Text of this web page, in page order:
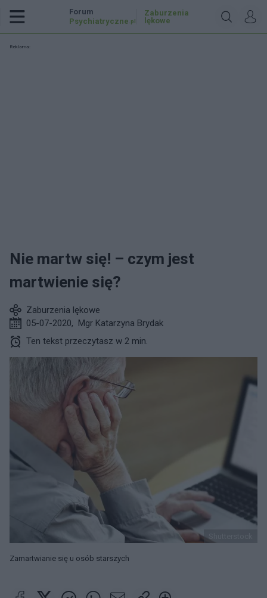
Forum
Psychiatryczne .pl
Zaburzenia
lękowe
Reklama:
Nie martw się! – czym jest
martwienie się?
Zaburzenia lękowe
05-07-2020, Mgr Katarzyna Brydak
Ten tekst przeczytasz w 2 min.
Zamartwianie się u osób starszych